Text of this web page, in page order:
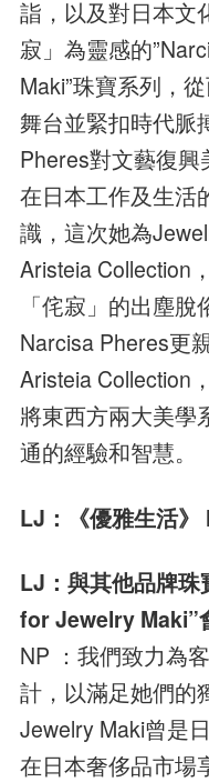
詣，以及對日本文
寂」為靈感的
Maki”珠寶系列，
舞台並緊扣時代脈
Pheres對文藝復
在日本工作及生活
識，這次她為
Aristeia Collection
「侘寂」的出塵
Narcisa Pheres更
Aristeia Collection
將東西方兩大美學
通的經驗和智慧。
LJ：《優雅生活
LJ：與其他品牌
for Jewelry Maki”
NP ：我們致力為
計，以滿足她們的
Jewelry Maki曾是
在日本奢侈品市場